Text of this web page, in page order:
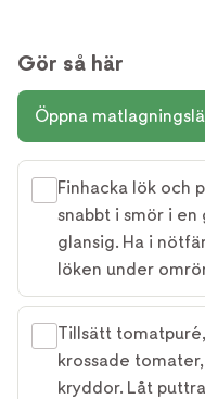
Gör så här
Öppna
Finhacka lök och
snabbt i smör i en
glansig. Ha i
löken under
Tillsätt
krossade
kryddor. Låt